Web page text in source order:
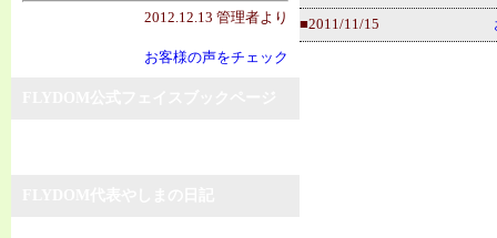
2012.12.13 管理者より
お客様の声をチェック
■2011/11/15